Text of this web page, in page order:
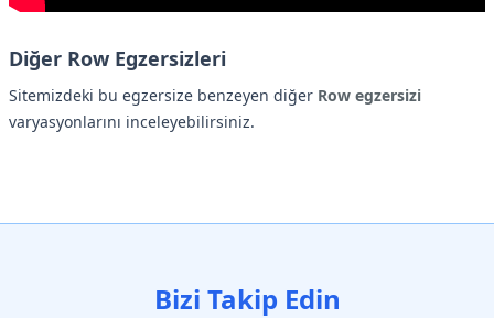
Diğer Row Egzersizleri
Sitemizdeki bu egzersize benzeyen diğer Row egzersizi
varyasyonlarını inceleyebilirsiniz.
Bizi Takip Edin